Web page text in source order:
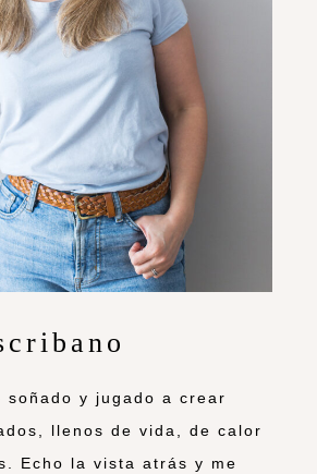
soñado y jugado a crear
llenos de vida, de calor
Echo la vista atrás y me